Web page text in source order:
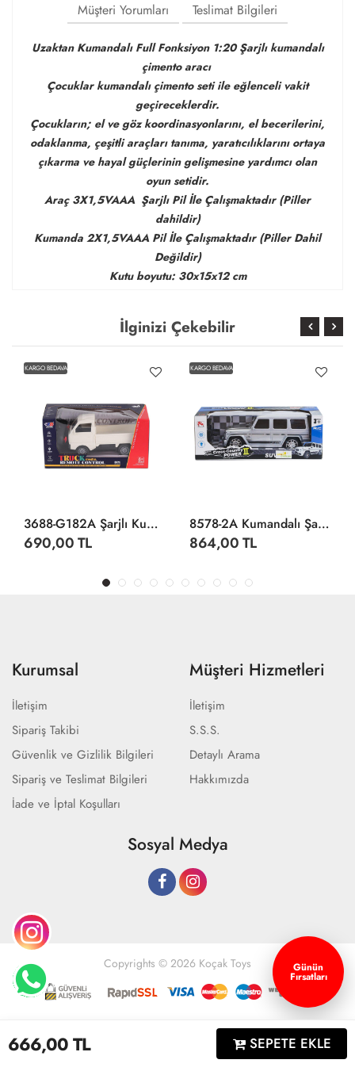
Müşteri Yorumları
Teslimat Bilgileri
Uzaktan Kumandalı Full Fonksiyon 1:20 Şarjlı kumandalı
çimento aracı
Çocuklar kumandalı çimento seti ile eğlenceli vakit
geçireceklerdir.
Çocukların; el ve göz koordinasyonlarını, el becerilerini,
odaklanma, çeşitli araçları tanıma, yaratıcılıklarını ortaya
çıkarma ve hayal güçlerinin gelişmesine yardımcı olan
oyun setidir.
Araç 3X1,5VAAA Şarjlı Pil İle Çalışmaktadır (Piller
dahildir)
Kumanda 2X1,5VAAA Pil İle Çalışmaktadır (Piller Dahil
Değildir)
Kutu boyutu: 30x15x12 cm
666,00TL SEPETE EKLE
İlginizi Çekebilir
KARGO BEDAVA
3688-G182A Şarjlı Kumandalı Duman Atan Kamyonet
690,00 TL
KARGO BEDAVA
8578-2A Kumandalı Şarjlı Jeep Cross Country -Limon Oyuncak
864,00 TL
Kurumsal
İletişim
Sipariş Takibi
Güvenlik ve Gizlilik Bilgileri
Sipariş ve Teslimat Bilgileri
İade ve İptal Koşulları
Müşteri Hizmetleri
İletişim
S.S.S.
Detaylı Arama
Hakkımızda
Sosyal Medya
Copyrights © 2026 Koçak Toys
Geliştir - powered by innovation
Anasayfa Sipariş Takibi İletişim
Günün
Fırsatları